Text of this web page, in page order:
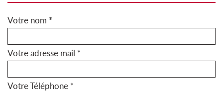
Votre nom *
Votre adresse mail *
Votre Téléphone *